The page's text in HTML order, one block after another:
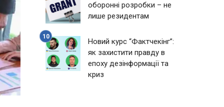
оборонні розробки – не
лише резидентам
Новий курс “Фактчекінг”:
як захистити правду в
епоху дезінформації та
криз